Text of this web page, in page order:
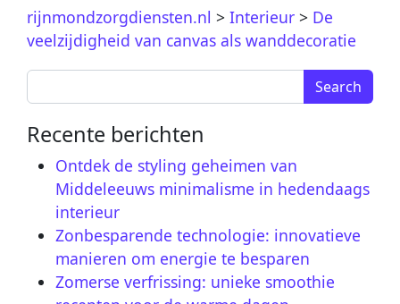
rijnmondzorgdiensten.nl > Interieur > De
veelzijdigheid van canvas als wanddecoratie
Search for:
Recente berichten
Ontdek de styling geheimen van
Middeleeuws minimalisme in hedendaags
interieur
Zonbesparende technologie: innovatieve
manieren om energie te besparen
Zomerse verfrissing: unieke smoothie